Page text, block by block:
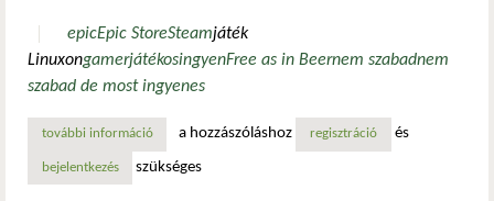
epicEpic StoreSteamjáték
LinuxongamerjátékosingyenFree as in Beernem szabadnem
szabad de most ingyenes
további információfelix the reaper – ingyenes fejtörő a halál táncosával
a hozzászóláshoz regisztráció és
bejelentkezés szükséges